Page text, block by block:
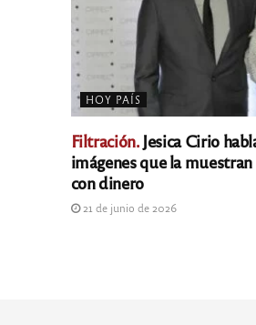
HOY PAÍS
Filtración.Jesica Cirio
imágenes que la
con dinero
21 de junio de 2026